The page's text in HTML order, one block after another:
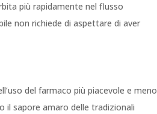
più rapidamente nel flusso
non richiede di aspettare di aver
del farmaco più piacevole e meno
il sapore amaro delle tradizionali